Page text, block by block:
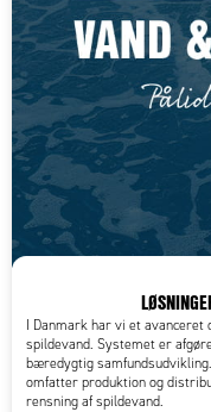
I Danmark har vi et
spildevand. Systemet er
bæredygtig
omfatter produktion og
rensning af spildevand.